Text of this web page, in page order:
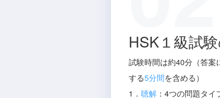
HSK１級試
試験時間は約40分（答案
する5分間を含める）
1． 聴解 ：4つの問題タ